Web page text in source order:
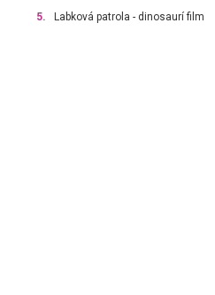
5. Labková patrola - dinosaurí film